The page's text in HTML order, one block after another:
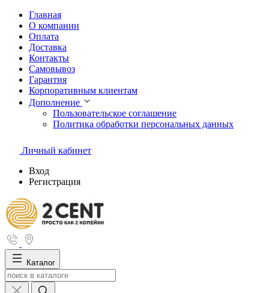
Главная
О компании
Оплата
Доставка
Контакты
Самовывоз
Гарантия
Корпоративным клиентам
Дополнение
Пользовательское соглашение
Политика обработки персональных данных
Личный кабинет
Вход
Регистрация
Каталог